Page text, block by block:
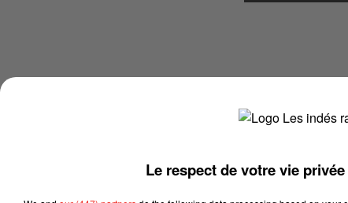
(SESSION CHANTE FRANCE)
de son Interview sur CHANTE FRANCE, diffusée en Avril 2021
Le respect de votre vie